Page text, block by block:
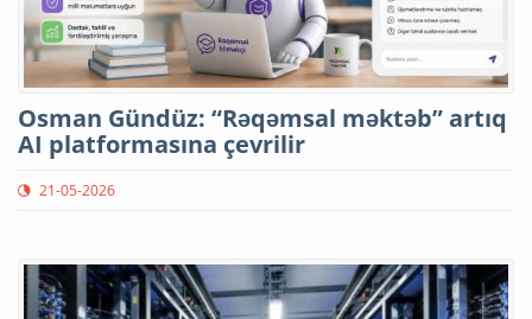
Osman Gündüz: “Rəqəmsal məktəb” artıq
AI platformasına çevrilir
21-05-2026